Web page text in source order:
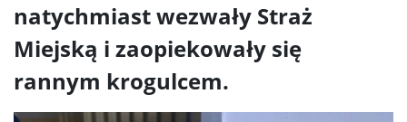
natychmiast wezwały Straż
Miejską i zaopiekowały się
rannym krogulcem.